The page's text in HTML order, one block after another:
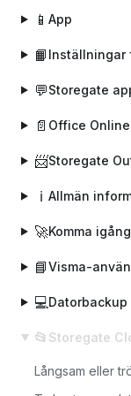
📱 App
📙
💬
📄 Office
📨Storegate
ℹ️ Allmän
🚀
📘Visma-
💻
📂 Storegate
Access.
till att
medan den
med hög
Andra program
OneNote – på
information till
när du
och redigera
inte väntar på att
den skrivs till
inte redigering
Folder.